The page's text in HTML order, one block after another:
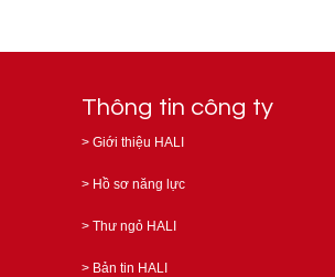
Thông tin công ty
> Giới thiệu HALI
> Hồ sơ năng lực
> Thư ngỏ HALI
> Bản tin HALI